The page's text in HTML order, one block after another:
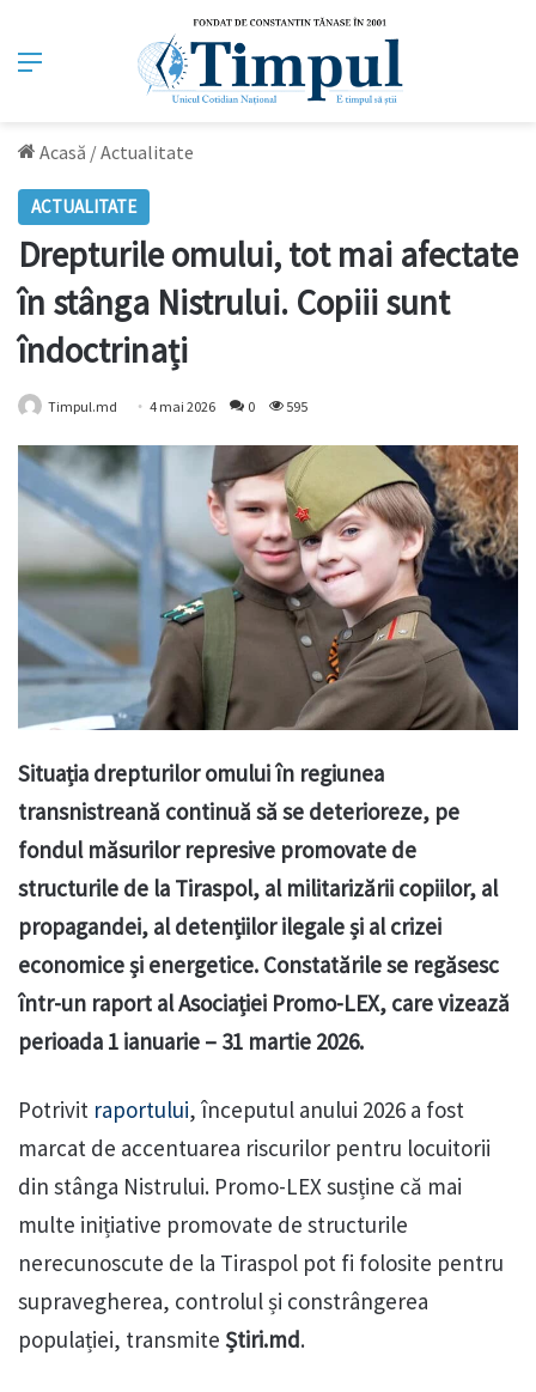
Meniu
Acasă /Actualitate
ACTUALITATE
Drepturile omului, tot mai afectate
în stânga Nistrului. Copiii sunt
îndoctrinați
Timpul.md 4 mai 2026 0 595
Situația drepturilor omului în regiunea
transnistreană continuă să se deterioreze, pe
fondul măsurilor represive promovate de
structurile de la Tiraspol, al militarizării copiilor, al
propagandei, al detențiilor ilegale și al crizei
economice și energetice. Constatările se regăsesc
într-un raport al Asociației Promo-LEX, care vizează
perioada 1 ianuarie – 31 martie 2026.
Potrivit raportului, începutul anului 2026 a fost
marcat de accentuarea riscurilor pentru locuitorii
din stânga Nistrului. Promo-LEX susține că mai
multe inițiative promovate de structurile
nerecunoscute de la Tiraspol pot fi folosite pentru
supravegherea, controlul și constrângerea
populației, transmite Știri.md.